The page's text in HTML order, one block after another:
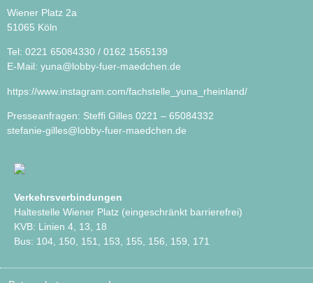
Wiener Platz 2a
51065 Köln
Tel: 0221 65084330 / 0162 1565139
E-Mail: yuna@lobby-fuer-maedchen.de
https://www.instagram.com/fachstelle_yuna_rheinland/
Presseanfragen: Steffi Gilles 0221 – 65084332
stefanie-gilles@lobby-fuer-maedchen.de
Verkehrsverbindungen
Haltestelle Wiener Platz (eingeschränkt barrierefrei)
KVB: Linien 4, 13, 18
Bus: 104, 150, 151, 153, 155, 156, 159, 171